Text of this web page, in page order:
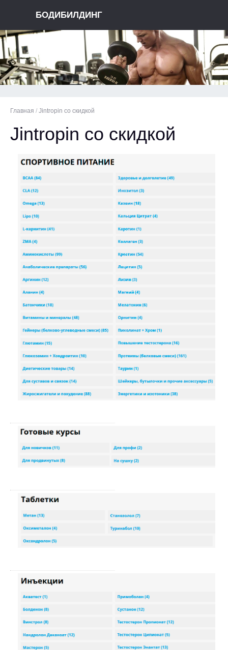
БОДИБИЛДИНГ
Главная / Jintropin со скидкой
Jintropin со скидкой